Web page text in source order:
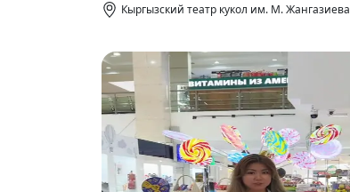
Кыргызский театр кукол им. М. Жангазиева